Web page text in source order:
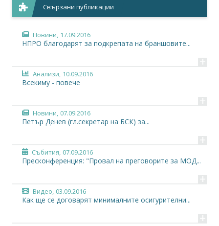
Свързани публикации
Новини, 17.09.2016
НПРО благодарят за подкрепата на браншовите...
+
Анализи, 10.09.2016
Всекиму - повече
+
Новини, 07.09.2016
Петър Денев (гл.секретар на БСК) за...
+
Събития, 07.09.2016
Пресконференция: "Провал на преговорите за МОД...
+
Видео, 03.09.2016
Как ще се договарят минималните осигурителни...
+